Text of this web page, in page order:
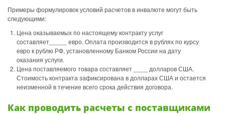
Примеры формулировок условий расчетов в инвалюте могут быть
следующими:
Цена оказываемых по настоящему контракту услуг
составляет_____ евро. Оплата производится в рублях по курсу
евро к рублю РФ, установленному Банком России на дату
оказания услуги.
Цена поставляемого товара составляет ____ долларов США.
Стоимость контракта зафиксирована в долларах США и остается
неизменной в течение всего срока действия договора.
Как проводить расчеты с поставщиками